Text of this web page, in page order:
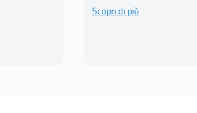
Scopri di più